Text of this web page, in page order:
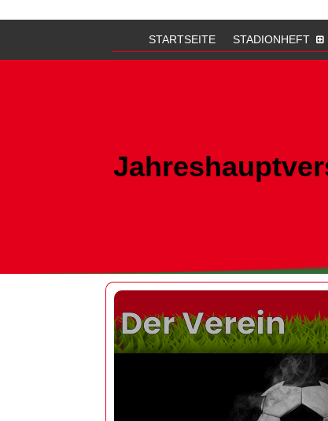
STARTSEITE STADIONHEFT